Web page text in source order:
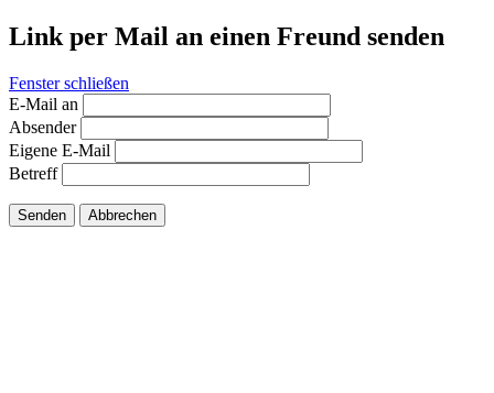
Link per Mail an einen Freund senden
Fenster schließen
E-Mail an
Absender
Eigene E-Mail
Betreff
Senden Abbrechen